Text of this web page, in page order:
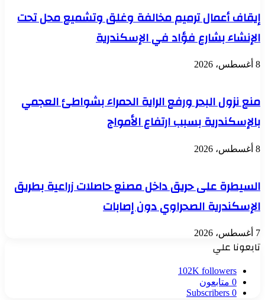
إيقاف أعمال ترميم مخالفة وغلق وتشميع محل تحت
الإنشاء بشارع فؤاد في الإسكندرية
8 أغسطس، 2026
منع نزول البحر ورفع الراية الحمراء بشواطئ العجمي
بالإسكندرية بسبب ارتفاع الأمواج
8 أغسطس، 2026
السيطرة على حريق داخل مصنع حاصلات زراعية بطريق
الإسكندرية الصحراوي دون إصابات
7 أغسطس، 2026
تابعونا علي
102K followers
0 متابعون
0
Subscribers